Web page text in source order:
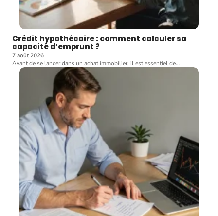
Crédit hypothécaire : comment calculer sa
capacité d’emprunt ?
7 août 2026
Avant de se lancer dans un achat immobilier, il est essentiel de…